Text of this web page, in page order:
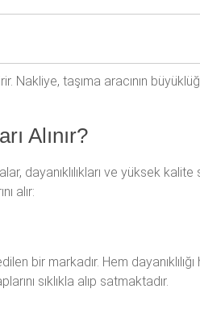
Nakliye, taşıma aracının
Alınır?
dayanıklılıkları ve yüksek
alır:
bir markadır. Hem
sıklıkla alıp satmaktadır.